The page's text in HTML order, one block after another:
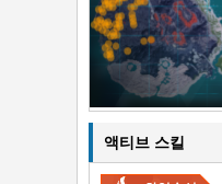
액티브 스킬